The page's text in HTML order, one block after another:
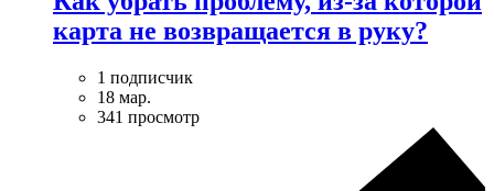
карта не возвращается в руку?
1 подписчик
18 мар.
341 просмотр